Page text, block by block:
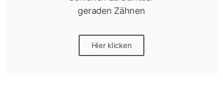
geraden Zähnen
Hier klicken